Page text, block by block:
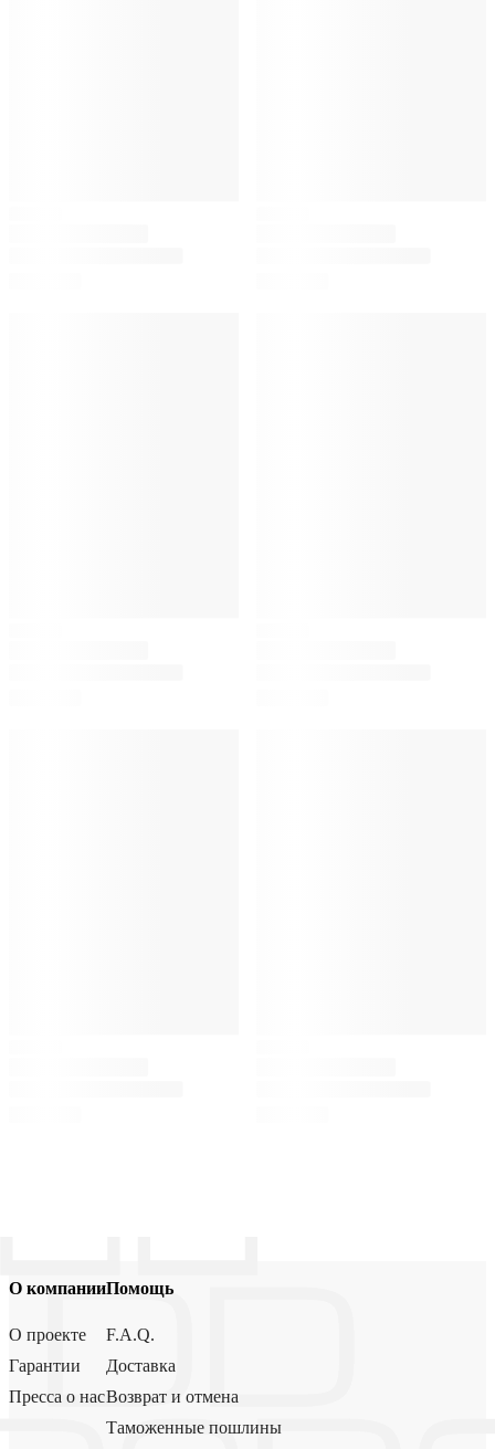
О компании
О проекте
Гарантии
Пресса о нас
Помощь
F.A.Q.
Доставка
Возврат и отмена
Таможенные пошлины